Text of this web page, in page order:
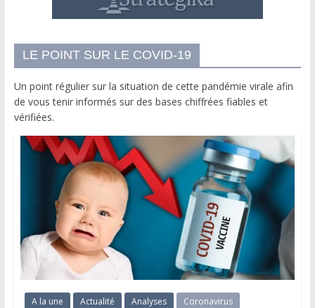
LE POINT SUR LE COVID-19
Un point régulier sur la situation de cette pandémie virale afin
de vous tenir informés sur des bases chiffrées fiables et
vérifiées.
A la une Actualité Analyses Coronavirus